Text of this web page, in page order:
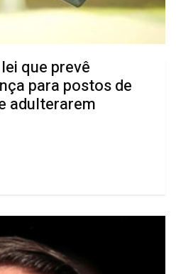
que prevê
para postos de
adulterarem